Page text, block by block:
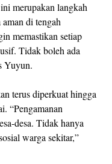
merupakan langkah
di tengah
memastikan setiap
Tidak boleh ada
Yuyun.
terus diperkuat hingga
“Pengamanan
desa. Tidak hanya
warga sekitar,”